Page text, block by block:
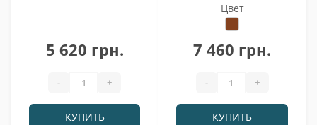
5 620 грн.
- +
КУПИТЬ
Цвет
7 460 грн.
- +
КУПИТЬ